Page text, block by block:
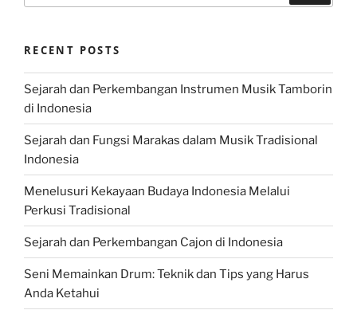
RECENT POSTS
Sejarah dan Perkembangan Instrumen Musik Tamborin
di Indonesia
Sejarah dan Fungsi Marakas dalam Musik Tradisional
Indonesia
Menelusuri Kekayaan Budaya Indonesia Melalui
Perkusi Tradisional
Sejarah dan Perkembangan Cajon di Indonesia
Seni Memainkan Drum: Teknik dan Tips yang Harus
Anda Ketahui